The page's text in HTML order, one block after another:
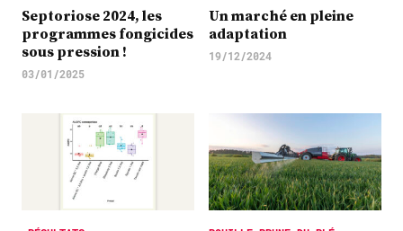
Septoriose 2024, les
programmes fongicides
sous pression !
03/01/2025
Un marché en pleine
adaptation
19/12/2024